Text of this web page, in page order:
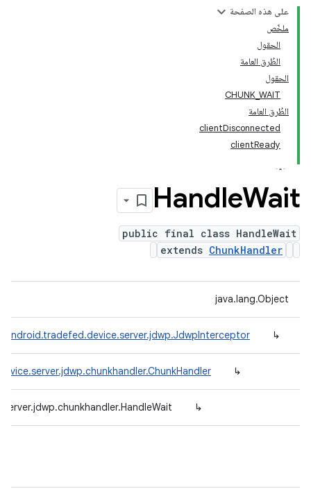
على هذه الصفحة
ملخّص
الحقول
الطُرق العامة
الحقول
CHUNK_WAIT
الطُرق العامة
clientDisconnected
clientReady
HandleWait
public final class HandleWait
extends ChunkHandler
java.lang.Object
↳
↳
↳